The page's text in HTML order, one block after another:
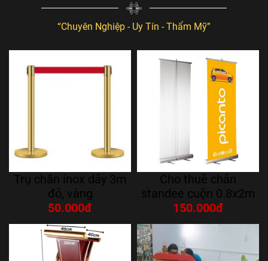
“Chuyên Nghiệp - Uy Tín - Thẩm Mỹ”
Trụ chắn inox dây 3m
đỏ, vàng
50.000đ
Cho thuê chân
standee cuộn 0.8x2m
150.000đ